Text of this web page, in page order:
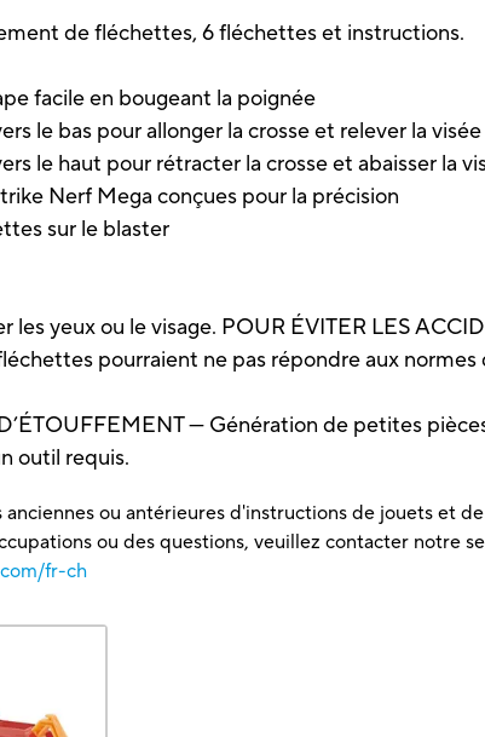
de fléchettes, 6 fléchettes et instructions.
facile en bougeant la poignée
le bas pour allonger la crosse et relever la visée
le haut pour rétracter la crosse et abaisser la
Nerf Mega conçues pour la précision
sur le blaster
les yeux ou le visage. POUR ÉVITER LES
pourraient ne pas répondre aux
— Génération de petites
outil requis.
anciennes ou antérieures d'instructions de jouets et
ou des questions, veuillez contacter notre
fr-ch